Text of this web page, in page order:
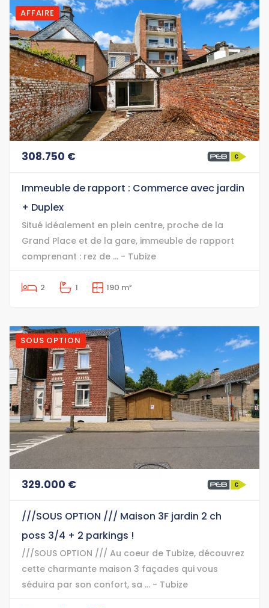
AFFAIRE
308.750 €
Immeuble de rapport : Commerce avec jardin
+ Duplex
Situé idéalement en plein centre, proche de la
Grand Place et de la gare, immeuble de rapport
comprenant : rez de ... - Tubize
2 1 190 m²
SOUS OPTION
329.000 €
///SOUS OPTION /// Maison 3F jardin 2 ch
poss 3/4 + 2 parkings !
///SOUS OPTION /// Au coeur de Tubize, découvrez
cette charmante maison 3 façades qui vous
séduira par son confort, sa ... - Tubize